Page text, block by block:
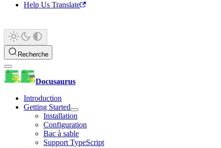
Help Us Translate
Recherche
Docusaurus
Introduction
Getting Started
Installation
Configuration
Bac à sable
Support TypeScript